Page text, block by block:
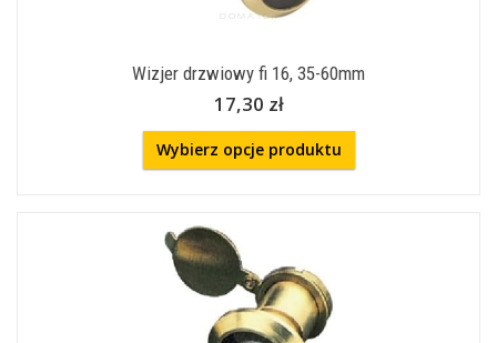
Wizjer drzwiowy fi 16, 35-60mm
17,30 zł
Wybierz opcje produktu